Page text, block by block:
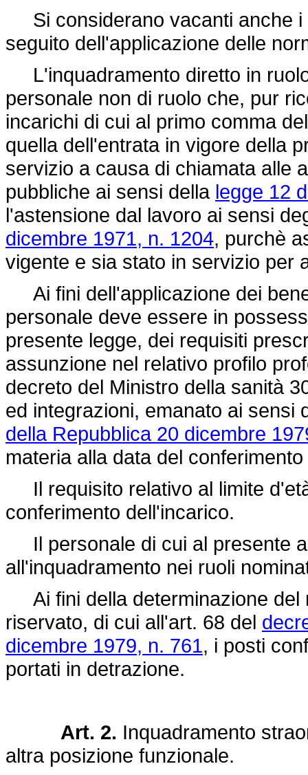
Si considerano vacanti anche i
seguito dell'applicazione delle
L'inquadramento diretto in
personale non di ruolo che, pur
incarichi di cui al primo comma
quella dell'entrata in vigore della
servizio a causa di chiamata alle
pubbliche ai sensi della legge 12
l'astensione dal lavoro ai sensi
dicembre 1971, n. 1204, purchè
vigente e sia stato in servizio per
Ai fini dell'applicazione dei
personale deve essere in
presente legge, dei requisiti
assunzione nel relativo profilo
decreto del Ministro della sanità
ed integrazioni, emanato ai sensi
della Repubblica 20 dicembre
materia alla data del
Il requisito relativo al limite
conferimento dell'incarico.
Il personale di cui al presente
all'inquadramento nei ruoli
Ai fini della determinazione del
riservato, di cui all'art. 68 del
dicembre 1979, n. 761, i posti
portati in detrazione.
Art. 2. Inquadramento
altra posizione funzionale.